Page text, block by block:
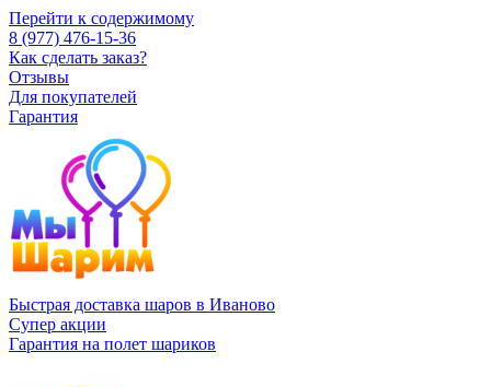
Перейти к содержимому
8 (977) 476-15-36
Как сделать заказ?
Отзывы
Для покупателей
Гарантия
Быстрая доставка шаров в Иваново
Супер акции
Гарантия на полет шариков